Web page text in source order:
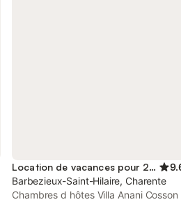
Location de vacances pour 2 personnes
Barbezieux-Saint-Hilaire, Charente
Chambres d hôtes Villa Anani Cosson